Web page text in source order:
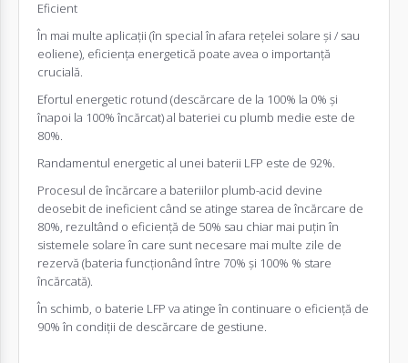
Eficient
În mai multe aplicații (în special în afara rețelei solare și / sau
eoliene), eficiența energetică poate avea o importanță
crucială.
Efortul energetic rotund (descărcare de la 100% la 0% și
înapoi la 100% încărcat) al bateriei cu plumb medie este de
80%.
Randamentul energetic al unei baterii LFP este de 92%.
Procesul de încărcare a bateriilor plumb-acid devine
deosebit de ineficient când se atinge starea de încărcare de
80%, rezultând o eficiență de 50% sau chiar mai puțin în
sistemele solare în care sunt necesare mai multe zile de
rezervă (bateria funcționând între 70% și 100% % stare
încărcată).
În schimb, o baterie LFP va atinge în continuare o eficiență de
90% în condiții de descărcare de gestiune.